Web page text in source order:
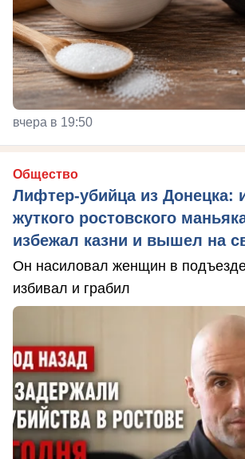
вчера в 19:50
Общество
Лифтер-убийца из Донецка:
жуткого ростовского
избежал казни и вышел на
Он насиловал женщин в
избивал и грабил